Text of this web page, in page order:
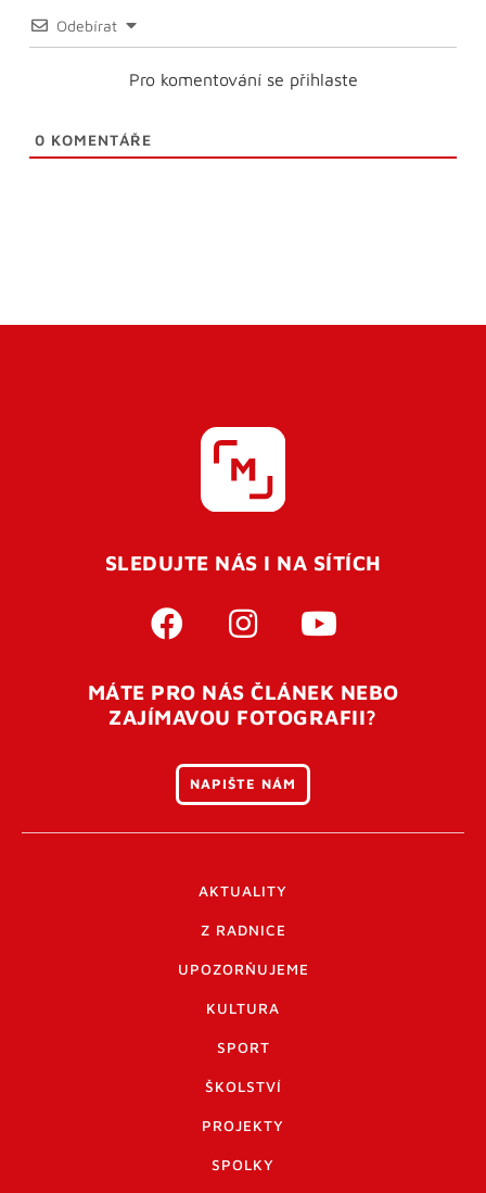
Odebírat
Pro komentování se přihlaste
0 KOMENTÁŘE
SLEDUJTE NÁS I NA SÍTÍCH
MÁTE PRO NÁS ČLÁNEK NEBO
ZAJÍMAVOU FOTOGRAFII?
NAPIŠTE NÁM
AKTUALITY
Z RADNICE
UPOZORŇUJEME
KULTURA
SPORT
ŠKOLSTVÍ
PROJEKTY
SPOLKY